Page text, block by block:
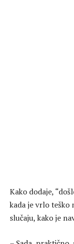
Kako dodaje,
kada je vrlo teško
slučaju, kako je